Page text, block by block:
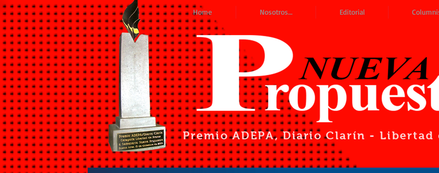
Home Nosotros... Editorial
Premio ADEPA, Diario Clarín - Libertad